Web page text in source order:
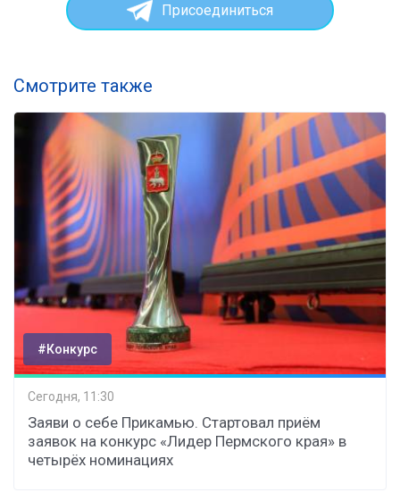
Присоединиться
Смотрите также
#Конкурс
Сегодня, 11:30
Заяви о себе Прикамью. Стартовал приём
заявок на конкурс «Лидер Пермского края» в
четырёх номинациях